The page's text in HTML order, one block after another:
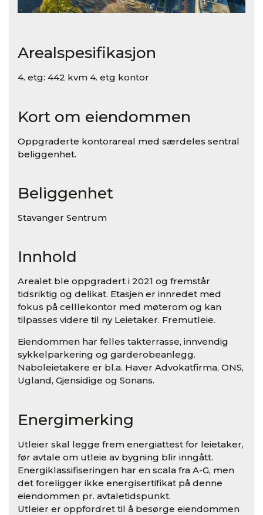
Arealspesifikasjon
4. etg: 442 kvm 4. etg kontor
Kort om eiendommen
Oppgraderte kontorareal med særdeles sentral
beliggenhet.
Beliggenhet
Stavanger Sentrum
Innhold
Arealet ble oppgradert i 2021 og fremstår
tidsriktig og delikat. Etasjen er innredet med
fokus på celllekontor med møterom og kan
tilpasses videre til ny Leietaker. Fremutleie.
Eiendommen har felles takterrasse, innvendig
sykkelparkering og garderobeanlegg.
Naboleietakere er bl.a. Haver Advokatfirma, ONS,
Ugland, Gjensidige og Sonans.
Energimerking
Utleier skal legge frem energiattest for leietaker,
før avtale om utleie av bygning blir inngått.
Energiklassifiseringen har en scala fra A-G, men
det foreligger ikke energisertifikat på denne
eiendommen pr. avtaletidspunkt.
Utleier er oppfordret til å besørge eiendommen